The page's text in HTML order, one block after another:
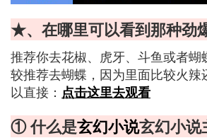
★、在哪里可以看到那种劲
推荐你去花椒、虎牙、斗鱼或者蝴
较推荐去蝴蝶，因为里面比较火辣
以直接： 点击这里去观看
① 什么是玄幻小说玄幻小说